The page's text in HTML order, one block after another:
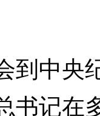
中央
书记在